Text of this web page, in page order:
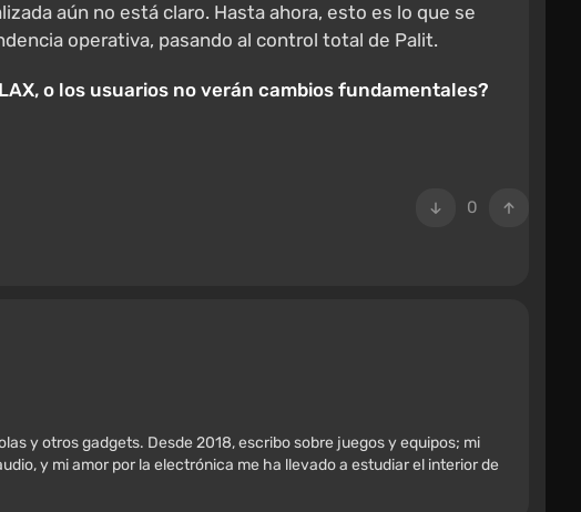
aún no está claro. Hasta ahora, esto es lo que se
operativa, pasando al control total de Palit.
o los usuarios no verán cambios fundamentales?
0
y otros gadgets. Desde 2018, escribo sobre juegos y equipos; mi
y mi amor por la electrónica me ha llevado a estudiar el interior de